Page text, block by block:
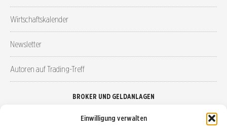
Einwilligung verwalten
Wirtschaftskalender
Newsletter
Autoren auf Trading-Treff
BROKER UND GELDANLAGEN